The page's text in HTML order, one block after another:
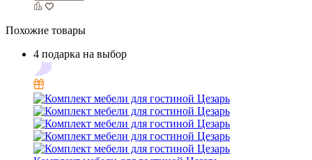
Похожие товары
4 подарка на выбор